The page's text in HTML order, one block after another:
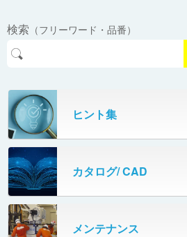
PHC80L
ガントレーパレタイザ
PHC350・PHC330
PZC150・PZC110
パーフェクトベヤー® / PV（スチール
製）
パーフェクトベヤー® / AP（アルミ
タテコン® / TC
オリプナー
高速転換機
スタッカ&アンスタッカ
米袋自動投入装置
フローラック自動補充装置
検索 （フリーワード・品番）
ヒント集
カタログ/ CAD
メンテナンス